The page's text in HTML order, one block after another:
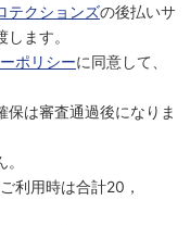
テクションズの後払いサ
ます。
ポリシーに同意して、
は審査通過後になりま
利用時は合計20，